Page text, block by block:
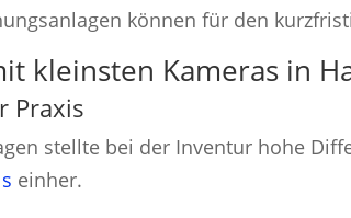
können für den
kleinsten Kameras in
Praxis
stellte bei der Inventur hohe
einher.